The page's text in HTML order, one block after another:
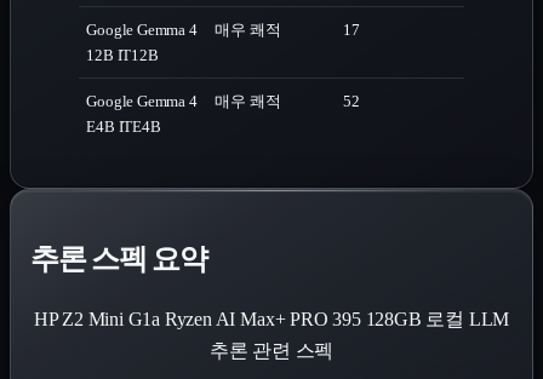
Google Gemma 4
12B IT12B
매우 쾌적 17
Google Gemma 4
E4B ITE4B
매우 쾌적 52
추론 스펙 요약
HP Z2 Mini G1a Ryzen AI Max+ PRO 395 128GB 로컬 LLM
추론 관련 스펙